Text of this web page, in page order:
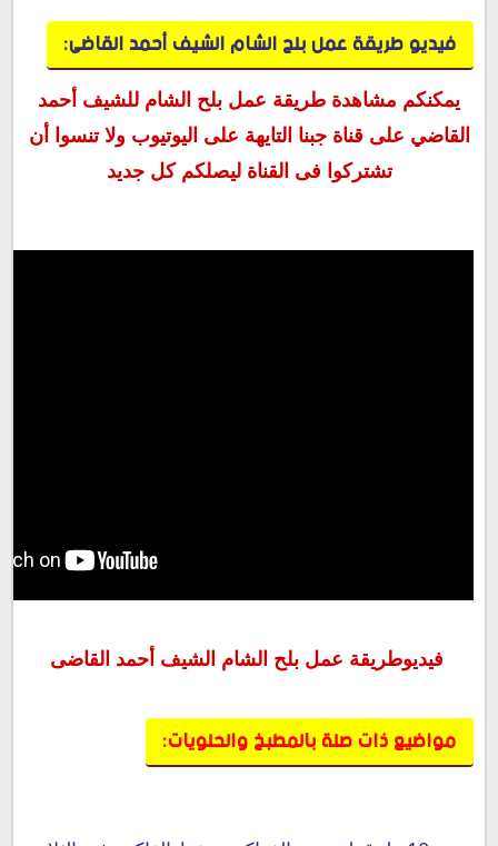
فيديو طريقة عمل بلح الشامالشيف أحمد القاضى:
يمكنكم مشاهدة طريقة عمل بلح الشام للشيف أحمد
القاضي على قناة جبنا التايهة على اليوتيوب ولا تنسوا أن
تشتركوا فى القناة ليصلكم كل جديد
فيديوطريقة عمل بلح الشام الشيف أحمد القاضى
مواضيع ذات صلة بالمطبخ والحلويات: